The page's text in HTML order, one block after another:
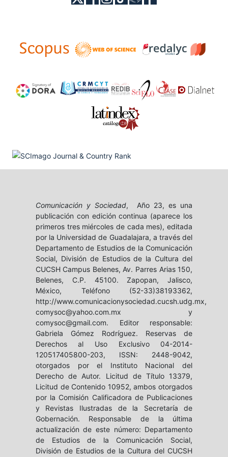
Comunicación y Sociedad, Año 23, es una
publicación con edición continua (aparece los
primeros tres miércoles de cada mes), editada
por la Universidad de Guadalajara, a través del
Departamento de Estudios de la Comunicación
Social, División de Estudios de la Cultura del
CUCSH Campus Belenes, Av. Parres Arias 150,
Belenes, C.P. 45100. Zapopan, Jalisco,
México, Teléfono (52-33)38193362,
http://www.comunicacionysociedad.cucsh.udg.mx,
comysoc@yahoo.com.mx y
comysoc@gmail.com. Editor responsable:
Gabriela Gómez Rodríguez. Reservas de
Derechos al Uso Exclusivo 04-2014-
120517405800-203, ISSN: 2448-9042,
otorgados por el Instituto Nacional del
Derecho de Autor. Licitud de Título 13379,
Licitud de Contenido 10952, ambos otorgados
por la Comisión Calificadora de Publicaciones
y Revistas Ilustradas de la Secretaría de
Gobernación. Responsable de la última
actualización de este número: Departamento
de Estudios de la Comunicación Social,
División de Estudios de la Cultura del CUCSH